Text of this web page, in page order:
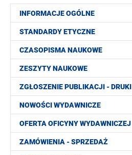
INFORMACJE OGÓLNE
STANDARDY ETYCZNE
CZASOPISMA NAUKOWE
ZESZYTY NAUKOWE
ZGŁOSZENIE PUBLIKACJI - DRUKI
NOWOŚCI WYDAWNICZE
OFERTA OFICYNY WYDAWNICZEJ
ZAMÓWIENIA - SPRZEDAŻ